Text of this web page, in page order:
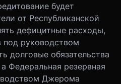
будет
от Республиканской
дефицитные расходы,
под руководством
долговые обязательства
Федеральная резервная
Джерома